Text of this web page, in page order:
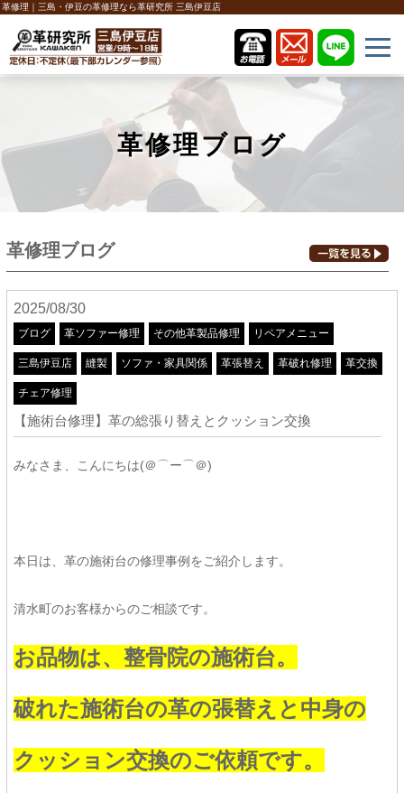
革修理｜三島・伊豆の革修理なら革研究所 三島伊豆店
革修理ブログ
革修理ブログ
2025/08/30
ブログ 革ソファー修理 その他革製品修理 リペアメニュー
三島伊豆店 縫製 ソファ・家具関係 革張替え 革破れ修理 革交換
チェア修理
【施術台修理】革の総張り替えとクッション交換
みなさま、こんにちは(＠⌒ー⌒＠)
本日は、革の施術台の修理事例をご紹介します。
清水町のお客様からのご相談です。
お品物は、整骨院の施術台。
破れた施術台の革の張替えと中身の
クッション交換のご依頼です。